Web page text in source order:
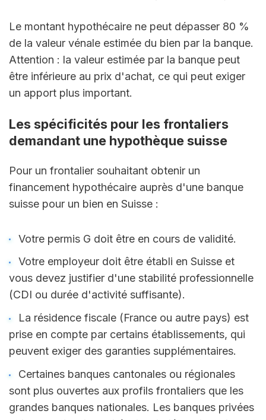
Le montant hypothécaire ne peut dépasser 80 %
de la valeur vénale estimée du bien par la banque.
Attention : la valeur estimée par la banque peut
être inférieure au prix d'achat, ce qui peut exiger
un apport plus important.
Les spécificités pour les frontaliers
demandant une hypothèque suisse
Pour un frontalier souhaitant obtenir un
financement hypothécaire auprès d'une banque
suisse pour un bien en Suisse :
Votre permis G doit être en cours de validité.
Votre employeur doit être établi en Suisse et
vous devez justifier d'une stabilité professionnelle
(CDI ou durée d'activité suffisante).
La résidence fiscale (France ou autre pays) est
prise en compte par certains établissements, qui
peuvent exiger des garanties supplémentaires.
Certaines banques cantonales ou régionales
sont plus ouvertes aux profils frontaliers que les
grandes banques nationales. Les banques privées